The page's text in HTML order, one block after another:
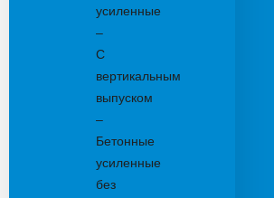
усиленные
–
С
вертикальным
выпуском
–
Бетонные
усиленные
без